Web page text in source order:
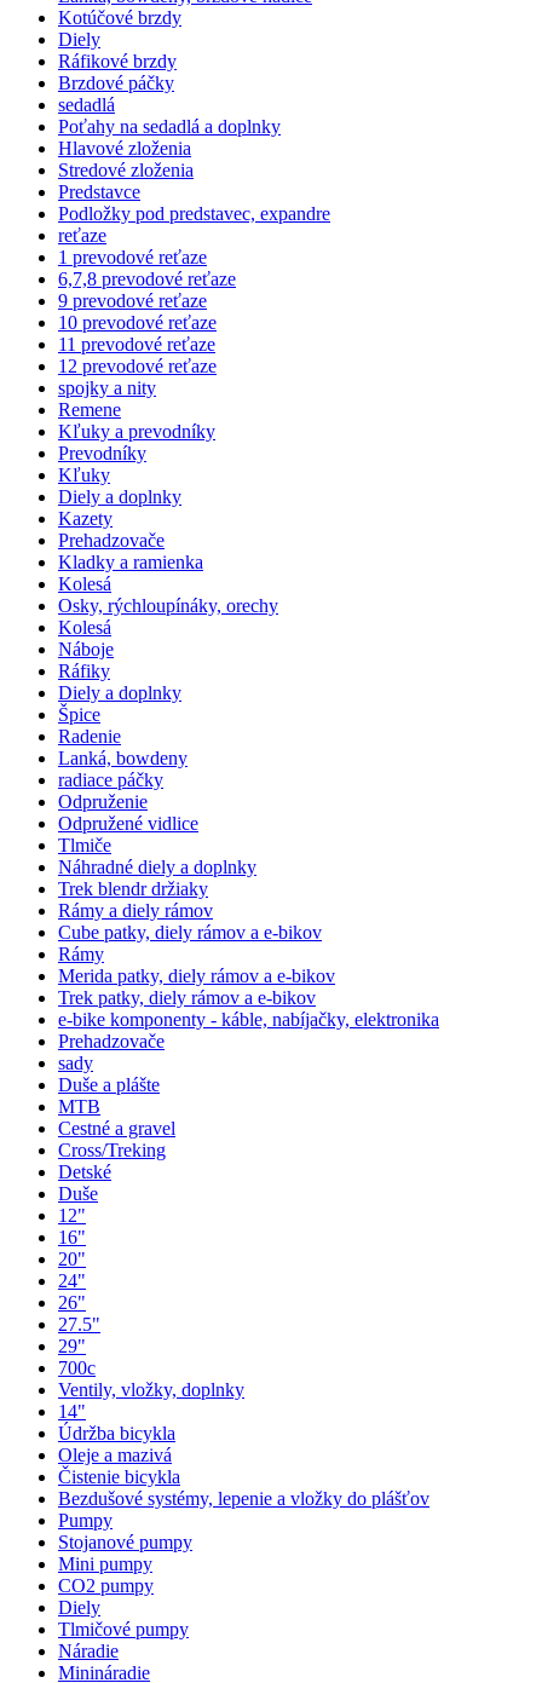
Kotúčové brzdy
Diely
Ráfikové brzdy
Brzdové páčky
sedadlá
Poťahy na sedadlá a doplnky
Hlavové zloženia
Stredové zloženia
Predstavce
Podložky pod predstavec, expandre
reťaze
1 prevodové reťaze
6,7,8 prevodové reťaze
9 prevodové reťaze
10 prevodové reťaze
11 prevodové reťaze
12 prevodové reťaze
spojky a nity
Remene
Kľuky a prevodníky
Prevodníky
Kľuky
Diely a doplnky
Kazety
Prehadzovače
Kladky a ramienka
Kolesá
Osky, rýchloupínáky, orechy
Kolesá
Náboje
Ráfiky
Diely a doplnky
Špice
Radenie
Lanká, bowdeny
radiace páčky
Odpruženie
Odpružené vidlice
Tlmiče
Náhradné diely a doplnky
Trek blendr držiaky
Rámy a diely rámov
Cube patky, diely rámov a e-bikov
Rámy
Merida patky, diely rámov a e-bikov
Trek patky, diely rámov a e-bikov
e-bike komponenty - káble, nabíjačky, elektronika
Prehadzovače
sady
Duše a plášte
MTB
Cestné a gravel
Cross/Treking
Detské
Duše
12"
16"
20"
24"
26"
27.5"
29"
700c
Ventily, vložky, doplnky
14"
Údržba bicykla
Oleje a mazivá
Čistenie bicykla
Bezdušové systémy, lepenie a vložky do plášťov
Pumpy
Stojanové pumpy
Mini pumpy
CO2 pumpy
Diely
Tlmičové pumpy
Náradie
Minináradie